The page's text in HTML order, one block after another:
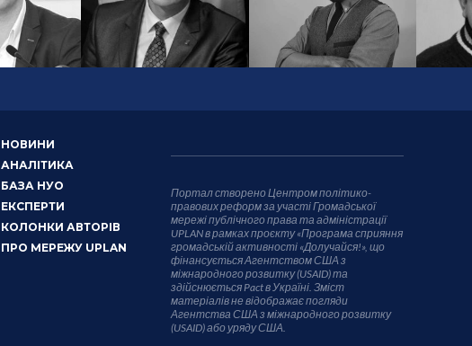
НОВИНИ
АНАЛІТИКА
БАЗА НУО
ЕКСПЕРТИ
КОЛОНКИ АВТОРІВ
ПРО МЕРЕЖУ UPLAN
Портал створено Центром політико-
правових реформ за участі Громадської
мережі публічного права та адміністрації
UPLAN в рамках проєкту «Програма сприяння
громадській активності «Долучайся!», що
фінансується Агентством США з
міжнародного розвитку (USAID) та
здійснюється Pact в Україні. Зміст
матеріалів не відображає погляди
Агентства США з міжнародного розвитку
(USAID) або уряду США.